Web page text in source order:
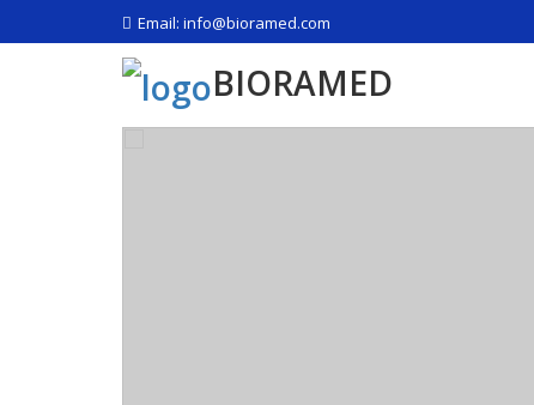
Email: info@bioramed.com
BIORAMED